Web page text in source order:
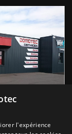
l'expérience